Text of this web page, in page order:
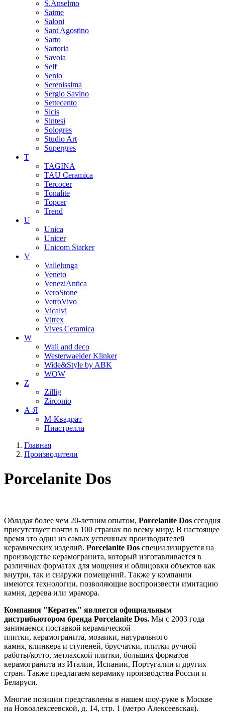
S.Anselmo
Saime
Saloni
Sant'Agostino
Sarto
Sartoria
Savoia
Self
Senio
Serenissima
Sergio Savino
Settecento
Sicis
Sintesi
Sologres
Studio Art
Supergres
T
TAGINA
TAU Ceramica
Tercocer
Tonalite
Topcer
Trend
U
Unica
Unicer
Unicom Starker
V
Vallelunga
Veneto
VeneziAntica
VeroStone
VetroVivo
Vicalvi
Vitrex
Vives Ceramica
W
Wall and deco
Westerwaelder Klinker
Wide&Style by ABK
WOW
Z
Zillig
Zirconio
А-Я
М-Квадрат
Пиастрелла
Главная
Производители
Porcelanite Dos
Обладая более чем 20-летним опытом, Porcelanite Dos сегодня
присутствует почти в 100 странах по всему миру. В настоящее
время это один из самых успешных производителей
керамических изделий. Porcelanite Dos специализируется на
производстве керамогранита, который изготавливается в
различных форматах для мощения и облицовки объектов как
внутри, так и снаружи помещений. Также у компании
имеются технологии, позволяющие воспроизвести имитацию
камня, дерева или мрамора.
Компания "Кератек" является официальным
дистрибьютором бренда Porcelanite Dos. Мы с 2003 года
занимаемся поставкой керамической
плитки, керамогранита, мозаики, натурального
камня, клинкера и ступеней, брусчатки, плитки ручной
работы/котто, метлахской плитки, больших форматов
керамогранита из Италии, Испании, Португалии и других
стран. Также предлагаем керамику производства России и
Беларуси.
Многие позиции представлены в нашем шоу-руме в Москве
на Новоалексеевской, д. 14, стр. 1 (метро Алексеевская).